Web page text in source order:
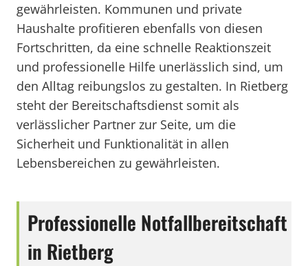
gewährleisten. Kommunen und private
Haushalte profitieren ebenfalls von diesen
Fortschritten, da eine schnelle Reaktionszeit
und professionelle Hilfe unerlässlich sind, um
den Alltag reibungslos zu gestalten. In Rietberg
steht der Bereitschaftsdienst somit als
verlässlicher Partner zur Seite, um die
Sicherheit und Funktionalität in allen
Lebensbereichen zu gewährleisten.
Professionelle Notfallbereitschaft
in Rietberg